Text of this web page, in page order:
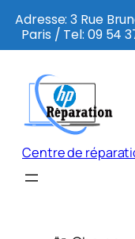
contenu
Centre de
Adresse: 3 Rue
Paris / Tel: 09 54